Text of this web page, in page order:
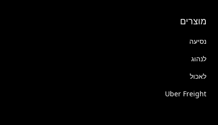
מוצרים
נסיעה
לנהוג
לאכול
Uber Freight